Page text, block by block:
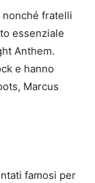
nonché fratelli
essenziale
Anthem.
e hanno
Marcus
famosi per